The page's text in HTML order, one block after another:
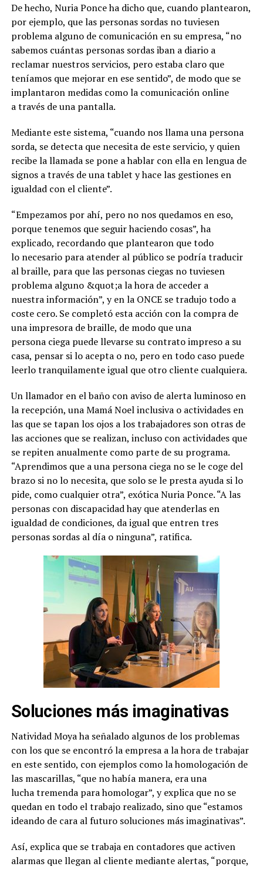
De hecho, Nuria Ponce ha dicho que, cuando plantearon,
por ejemplo, que las personas sordas no tuviesen
problema alguno de comunicación en su empresa, “no
sabemos cuántas personas sordas iban a diario a
reclamar nuestros servicios, pero estaba claro que
teníamos que mejorar en ese sentido”, de modo que se
implantaron medidas como la comunicación online
a través de una pantalla.
Mediante este sistema, “cuando nos llama una persona
sorda, se detecta que necesita de este servicio, y quien
recibe la llamada se pone a hablar con ella en lengua de
signos a través de una tablet y hace las gestiones en
igualdad con el cliente”.
“Empezamos por ahí, pero no nos quedamos en eso,
porque tenemos que seguir haciendo cosas”, ha
explicado, recordando que plantearon que todo
lo necesario para atender al público se podría traducir
al braille, para que las personas ciegas no tuviesen
problema alguno &quot;a la hora de acceder a
nuestra información”, y en la ONCE se tradujo todo a
coste cero. Se completó esta acción con la compra de
una impresora de braille, de modo que una
persona ciega puede llevarse su contrato impreso a su
casa, pensar si lo acepta o no, pero en todo caso puede
leerlo tranquilamente igual que otro cliente cualquiera.
Un llamador en el baño con aviso de alerta luminoso en
la recepción, una Mamá Noel inclusiva o actividades en
las que se tapan los ojos a los trabajadores son otras de
las acciones que se realizan, incluso con actividades que
se repiten anualmente como parte de su programa.
“Aprendimos que a una persona ciega no se le coge del
brazo si no lo necesita, que solo se le presta ayuda si lo
pide, como cualquier otra”, exótica Nuria Ponce. “A las
personas con discapacidad hay que atenderlas en
igualdad de condiciones, da igual que entren tres
personas sordas al día o ninguna”, ratifica.
Soluciones más imaginativas
Natividad Moya ha señalado algunos de los problemas
con los que se encontró la empresa a la hora de trabajar
en este sentido, con ejemplos como la homologación de
las mascarillas, “que no había manera, era una
lucha tremenda para homologar”, y explica que no se
quedan en todo el trabajo realizado, sino que “estamos
ideando de cara al futuro soluciones más imaginativas”.
Así, explica que se trabaja en contadores que activen
alarmas que llegan al cliente mediante alertas, “porque,